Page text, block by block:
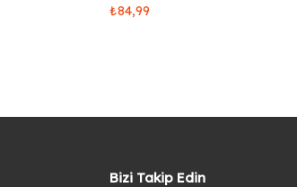
₺84,99
Bizi Takip Edin